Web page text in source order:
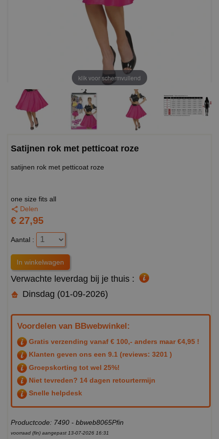
klik voor schermvullend
Satijnen rok met petticoat roze
satijnen rok met petticoat roze
one size fits all
Delen
€ 27,95
Aantal :
Verwachte leverdag bij je thuis :
Dinsdag (01-09-2026)
Voordelen van BBwebwinkel:
Gratis verzending vanaf € 100,- anders maar €4,95 !
Klanten geven ons een 9.1 (reviews: 3201 )
Groepskorting tot wel 25%!
Niet tevreden? 14 dagen retourtermijn
Snelle helpdesk
Productcode: 7490 - bbweb8065Pfin
voorraad (fin) aangepast 13-07-2026 16:31